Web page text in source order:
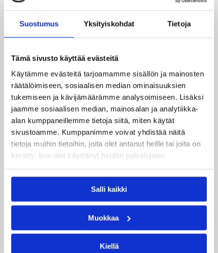
Suostumus Yksityiskohdat Tietoja
Tämä sivusto käyttää evästeitä
Käytämme evästeitä tarjoamamme sisällön ja mainosten
räätälöimiseen, sosiaalisen median ominaisuuksien
tukemiseen ja kävijämäärämme analysoimiseen. Lisäksi
jaamme sosiaalisen median, mainosalan ja analytiikka-
alan kumppaneillemme tietoja siitä, miten käytät
sivustoamme. Kumppanimme voivat yhdistää näitä
tietoja muihin tietoihin, joita olet antanut heille tai joita on
kerätty, kun olet käyttänyt heidän palvelujaan.
Salli kaikki
Muokkaa
Kiellä
Kouvot johti peliä kahta minuuttia ennen loppua selvän
sekuntia ennen päätösvihellystä enää pisteen päähän.
Kouvojen ykkösnimi oli Ville Kaunisto (25/12).
Kotijoukkueen kovimman saldon keräsi vuorostaan
LaVell Blanchard (16/10).
Päivitetty09.02.2011
Henkilöt
Antero Lehto
Antwine Williams
James Lewis